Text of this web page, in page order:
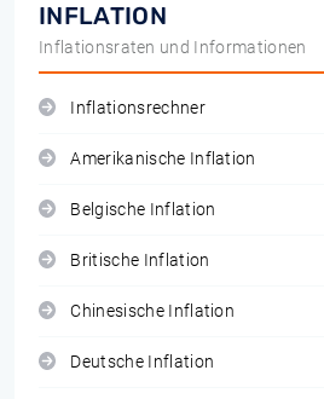
INFLATION
Inflationsraten und Informationen
Inflationsrechner
Amerikanische Inflation
Belgische Inflation
Britische Inflation
Chinesische Inflation
Deutsche Inflation